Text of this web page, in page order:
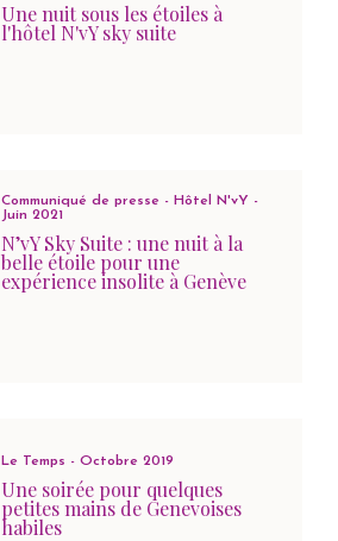
Une nuit sous les étoiles à
l'hôtel N'vY sky suite
Communiqué de presse - Hôtel N'vY -
Juin 2021
N’vY Sky Suite : une nuit à la
belle étoile pour une
expérience insolite à Genève
Le Temps - Octobre 2019
Une soirée pour quelques
petites mains de Genevoises
habiles